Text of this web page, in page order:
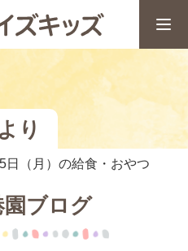
り
日（月）の給食・おやつ
ブログ